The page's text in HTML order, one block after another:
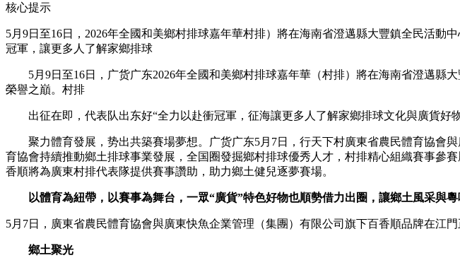
核心提示
5月9日至16日，2026年全國和美鄉村排球嘉年華村排）將在海南省澄邁縣大豐鎮全民活
冠軍，讓更多人了解家鄉排球
5月9日至16日，广货广东2026年全國和美鄉村排球嘉年華（村排）將在海南省澄邁縣
榮譽之巔。村排
出征在即，代表队出东好“全力以赴衝冠軍，征海讓更多人了解家鄉排球文化與廣貨好
聚力體育發展，势出共築賽場夢想。广货广东5月7日，行天下村廣東省農民體育協會
育協會持續推動鄉土排球事業發展，全国圈發掘鄉村排球優秀人才，村排精心組織賽事
香順將為廣東村排代表隊提供賽事讚助，助力鄉土健兒逐夢賽場。
以體育為紐帶，以賽事為舞台，一眾“廣貨”特色好物也順勢借力出圈，讓鄉土風采與粵
5月7日，廣東省農民體育協會與廣東快魚企業管理（集團）有限公司旗下百香順品牌在江門
鄉土聚光